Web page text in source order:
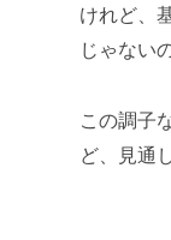
けれど、
じゃない
この調子
ど、見通